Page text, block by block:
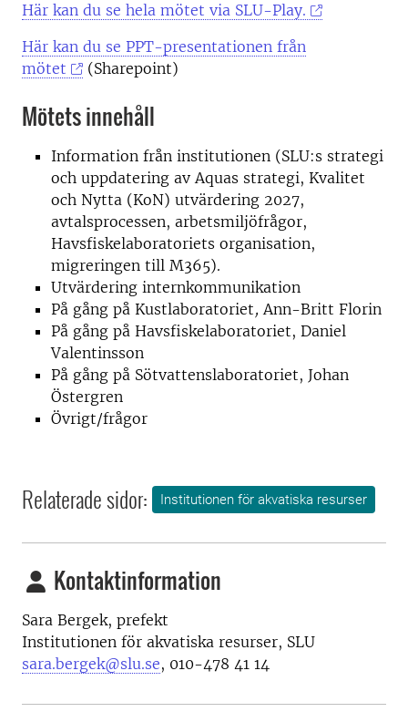
Här kan du se hela mötet via SLU-Play.
Här kan du se PPT-presentationen från
mötet
(Sharepoint)
Mötets innehåll
Information från institutionen (SLU:s strategi
och uppdatering av Aquas strategi, Kvalitet
och Nytta (KoN) utvärdering 2027,
avtalsprocessen, arbetsmiljöfrågor,
Havsfiskelaboratoriets organisation,
migreringen till M365).
Utvärdering internkommunikation
På gång på Kustlaboratoriet, Ann-Britt Florin
På gång på Havsfiskelaboratoriet, Daniel
Valentinsson
På gång på Sötvattenslaboratoriet, Johan
Östergren
Övrigt/frågor
Relaterade sidor: Institutionen för akvatiska resurser
Kontaktinformation
Sara Bergek, prefekt
Institutionen för akvatiska resurser, SLU
sara.bergek@slu.se, 010-478 41 14